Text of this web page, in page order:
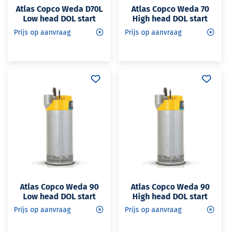
Atlas Copco Weda D70L
Low head DOL start
Prijs op aanvraag
Atlas Copco Weda 70
High head DOL start
Prijs op aanvraag
Atlas Copco Weda 90
Low head DOL start
Prijs op aanvraag
Atlas Copco Weda 90
High head DOL start
Prijs op aanvraag